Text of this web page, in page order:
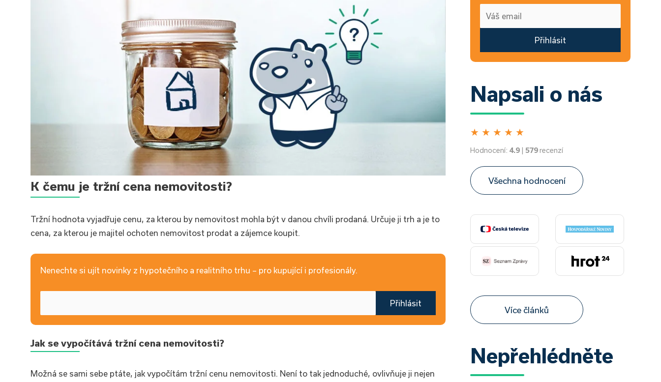
K čemu je tržní cena nemovitosti?
Tržní hodnota vyjadřuje cenu, za kterou by nemovitost mohla být v danou chvíli prodaná. Určuje ji trh a je to
cena, za kterou je majitel ochoten nemovitost prodat a zájemce koupit.
Nenechte si ujít novinky z hypotečního a realitního trhu – pro kupující i profesionály.
Přihlásit
Jak se vypočítává tržní cena nemovitosti?
Možná se sami sebe ptáte, jak vypočítám tržní cenu nemovitosti. Není to tak jednoduché, ovlivňuje ji nejen
Přihlásit
Napsali o nás
★ ★ ★ ★ ★
Hodnocení: 4.9 | 579recenzí
Všechna hodnocení
Více článků
Nepřehlédněte